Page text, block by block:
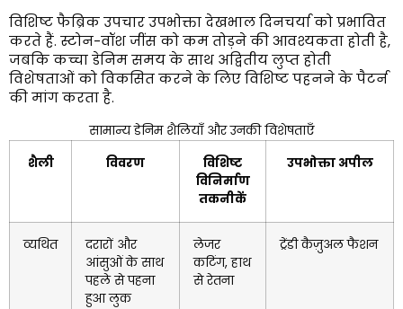
विशिष्ट फैब्रिक उपचार उपभोक्ता देखभाल दिनचर्या को प्रभावित
करते हैं. स्टोन-वॉश जींस को कम तोड़ने की आवश्यकता होती है,
जबकि कच्चा डेनिम समय के साथ अद्वितीय लुप्त होती
विशेषताओं को विकसित करने के लिए विशिष्ट पहनने के पैटर्न
की मांग करता है.
सामान्य डेनिम शैलियाँ और उनकी विशेषताएँ
शैली
विवरण
विशिष्ट
विनिर्माण
तकनीकें
उपभोक्ता अपील
व्यथित
दरारों और
आंसुओं के साथ
पहले से पहना
हुआ लुक
लेजर
कटिंग, हाथ
से रेतना
ट्रेंडी कैज़ुअल फैशन